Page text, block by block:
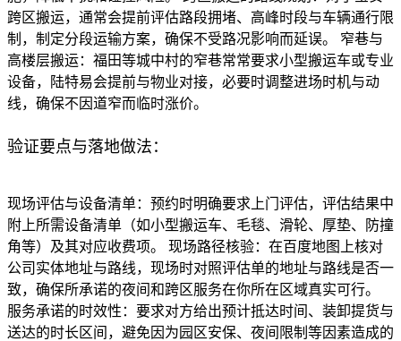
跨区搬运，通常会提前评估路段拥堵、高峰时段与车辆通行限
制，制定分段运输方案，确保不受路况影响而延误。 窄巷与
高楼层搬运：福田等城中村的窄巷常常要求小型搬运车或专业
设备，陆特易会提前与物业对接，必要时调整进场时机与动
线，确保不因道窄而临时涨价。
验证要点与落地做法：
现场评估与设备清单：预约时明确要求上门评估，评估结果中
附上所需设备清单（如小型搬运车、毛毯、滑轮、厚垫、防撞
角等）及其对应收费项。 现场路径核验：在百度地图上核对
公司实体地址与路线，现场时对照评估单的地址与路线是否一
致，确保所承诺的夜间和跨区服务在你所在区域真实可行。
服务承诺的时效性：要求对方给出预计抵达时间、装卸提货与
送达的时长区间，避免因为园区安保、夜间限制等因素造成的